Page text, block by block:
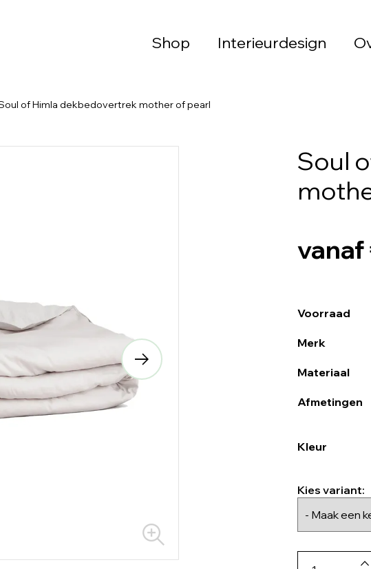
Shop Interieurdesign
of Himla dekbedovertrek mother of pearl
Soul
vanaf
Voorraad
Merk
Materiaal
Afmetingen
Kleur
Kies variant: